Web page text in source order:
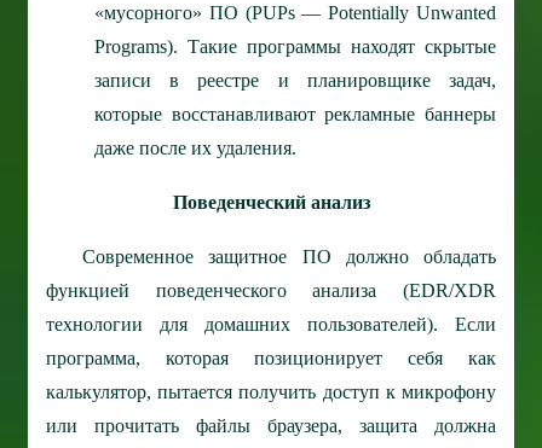
«мусорного» ПО (PUPs — Potentially Unwanted
Programs). Такие программы находят скрытые
записи в реестре и планировщике задач,
которые восстанавливают рекламные баннеры
даже после их удаления.
Поведенческий анализ
Современное защитное ПО должно обладать
функцией поведенческого анализа (EDR/XDR
технологии для домашних пользователей). Если
программа, которая позиционирует себя как
калькулятор, пытается получить доступ к микрофону
или прочитать файлы браузера, защита должна